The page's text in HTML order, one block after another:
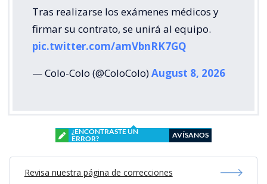
Tras realizarse los exámenes médicos y
firmar su contrato, se unirá al equipo.
pic.twitter.com/amVbnRK7GQ
— Colo-Colo (@ColoColo)August 8, 2026
¿ENCONTRASTE UN
ERROR?
AVÍSANOS
Revisa nuestra página de correcciones